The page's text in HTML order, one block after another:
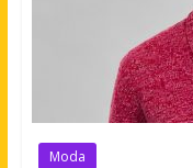
Moda